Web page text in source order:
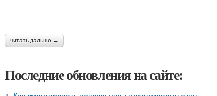
читать дальше →
Последние обновления на сайте: